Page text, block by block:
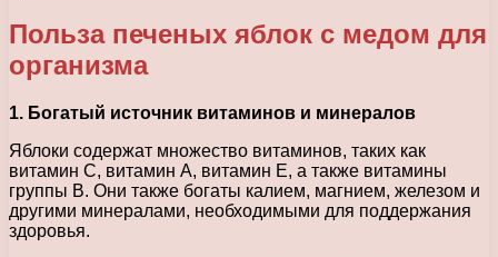
Польза печеных яблок с медом для
организма
1. Богатый источник витаминов и минералов
Яблоки содержат множество витаминов, таких как
витамин C, витамин A, витамин E, а также витамины
группы B. Они также богаты калием, магнием, железом и
другими минералами, необходимыми для поддержания
здоровья.